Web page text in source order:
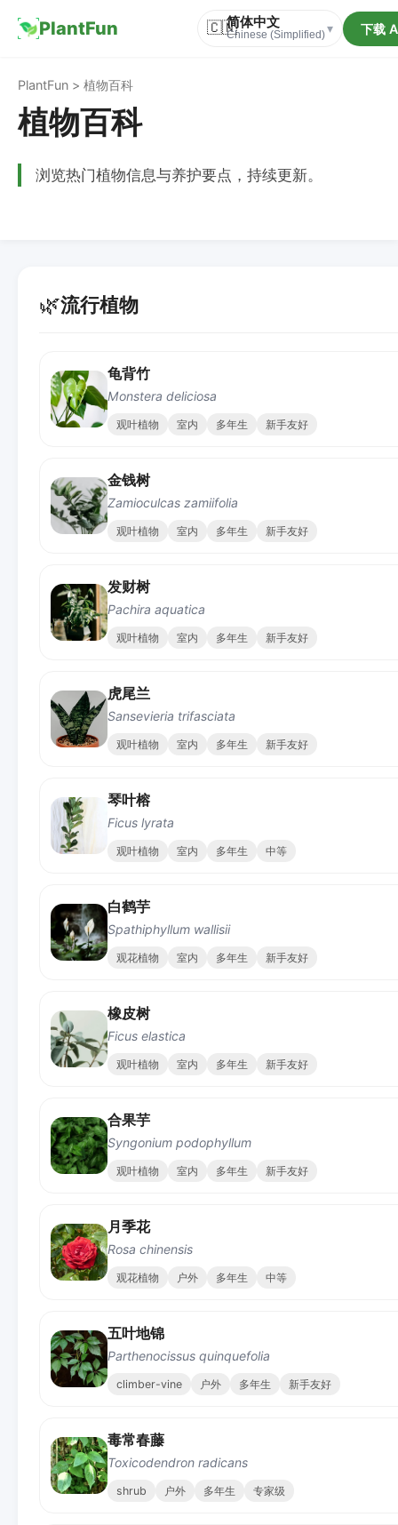
PlantFun 🇨🇳简体中文
Chinese (Simplified)▾ 下载
PlantFun > 植物百科
植物百科
浏览热门植物信息与养护要点，持续更新。
🌿流行植物
龟背竹
Monstera deliciosa
观叶植物 室内 多年生 新手友好
金钱树
Zamioculcas zamiifolia
观叶植物 室内 多年生 新手友好
发财树
Pachira aquatica
观叶植物 室内 多年生 新手友好
虎尾兰
Sansevieria trifasciata
观叶植物 室内 多年生 新手友好
琴叶榕
Ficus lyrata
观叶植物 室内 多年生 中等
白鹤芋
Spathiphyllum wallisii
观花植物 室内 多年生 新手友好
橡皮树
Ficus elastica
观叶植物 室内 多年生 新手友好
合果芋
Syngonium podophyllum
观叶植物 室内 多年生 新手友好
月季花
Rosa chinensis
观花植物 户外 多年生 中等
五叶地锦
Parthenocissus quinquefolia
climber-vine 户外 多年生 新手友好
毒常春藤
Toxicodendron radicans
shrub 户外 多年生 专家级